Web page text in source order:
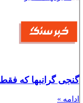
گنجی گرانبها که
ادامه »